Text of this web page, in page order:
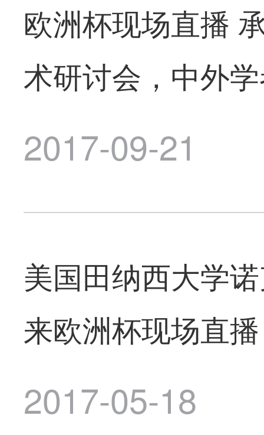
欧洲杯现场直播
术研讨会，中外
2017-09-21
美国田纳西大学
来欧洲杯现场直
2017-05-18